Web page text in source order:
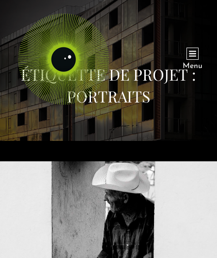
Menu
ÉTIQUETTE DE PROJET :
PORTRAITS